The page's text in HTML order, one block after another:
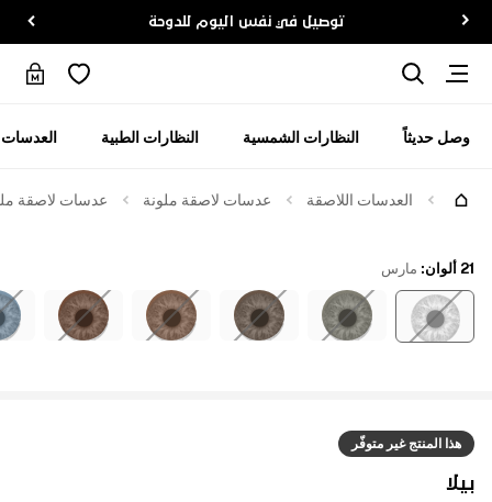
توصيل في نفس اليوم للدوحة
وصل حديثاً النظارات الشمسية النظارات الطبية
العدسات اللاصقة عدسات لاصقة ملونة عدسات لاصقة
هذا المنتج غير متوفّر
بيلا
21 ألوان : مارس